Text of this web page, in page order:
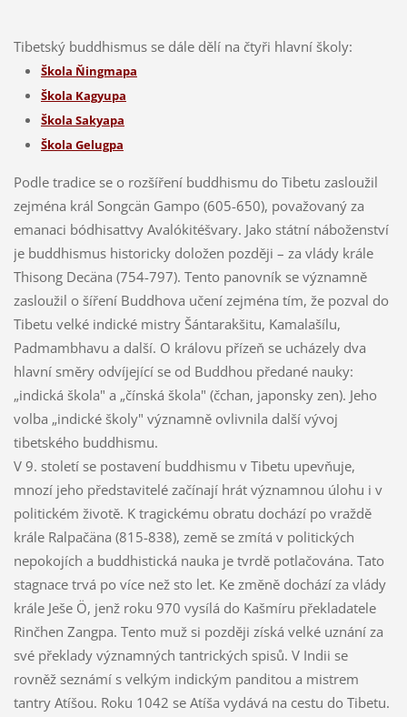
Tibetský buddhismus se dále dělí na čtyři hlavní školy:
Škola Ňingmapa
Škola Kagyupa
Škola Sakyapa
Škola Gelugpa
Podle tradice se o rozšíření buddhismu do Tibetu zasloužil
zejména král Songcän Gampo (605-650), považovaný za
emanaci bódhisattvy Avalókitéšvary. Jako státní náboženství
je buddhismus historicky doložen později – za vlády krále
Thisong Decäna (754-797). Tento panovník se významně
zasloužil o šíření Buddhova učení zejména tím, že pozval do
Tibetu velké indické mistry Šántarakšitu, Kamalašílu,
Padmambhavu a další. O královu přízeň se ucházely dva
hlavní směry odvíjející se od Buddhou předané nauky:
„indická škola" a „čínská škola" (čchan, japonsky zen). Jeho
volba „indické školy" významně ovlivnila další vývoj
tibetského buddhismu.
V 9. století se postavení buddhismu v Tibetu upevňuje,
mnozí jeho představitelé začínají hrát významnou úlohu i v
politickém životě. K tragickému obratu dochází po vraždě
krále Ralpačäna (815-838), země se zmítá v politických
nepokojích a buddhistická nauka je tvrdě potlačována. Tato
stagnace trvá po více než sto let. Ke změně dochází za vlády
krále Ješe Ö, jenž roku 970 vysílá do Kašmíru překladatele
Rinčhen Zangpa. Tento muž si později získá velké uznání za
své překlady významných tantrických spisů. V Indii se
rovněž seznámí s velkým indickým panditou a mistrem
tantry Atíšou. Roku 1042 se Atíša vydává na cestu do Tibetu.